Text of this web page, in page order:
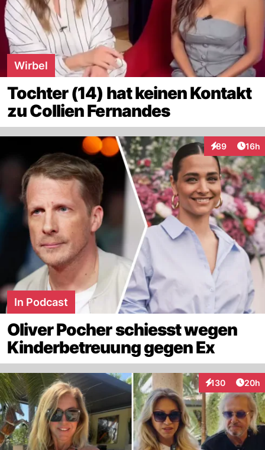
Wirbel
Tochter (14) hat keinen Kontakt
zu Collien Fernandes
89
Interaktionen
16h
In Podcast
Oliver Pocher schiesst wegen
Kinderbetreuung gegen Ex
130
Interaktionen
20h